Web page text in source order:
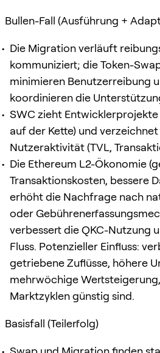
Bullen-Fall (Ausführung +
Die Migration verläuft
kommuniziert; die Token-
minimieren Benutzerreibung
koordinieren die
SWC zieht Entwicklerprojekte
auf der Kette) und
Nutzeraktivität (TVL,
Die Ethereum L2-Ökonomie
Transaktionskosten, bessere
erhöht die Nachfrage nach
oder
verbessert die QKC-Nutzung
Fluss. Potenzieller Einfluss:
getriebene Zuflüsse, höhere
mehrwöchige
Marktzyklen günstig sind.
Basisfall (Teilerfolg)